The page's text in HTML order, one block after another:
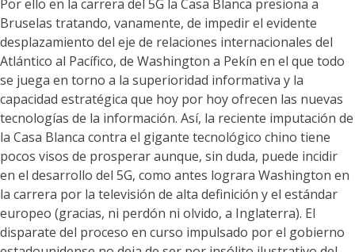
Por ello en la carrera del 5G la Casa Blanca presiona a
Bruselas tratando, vanamente, de impedir el evidente
desplazamiento del eje de relaciones internacionales del
Atlántico al Pacífico, de Washington a Pekín en el que todo
se juega en torno a la superioridad informativa y la
capacidad estratégica que hoy por hoy ofrecen las nuevas
tecnologías de la información. Así, la reciente imputación de
la Casa Blanca contra el gigante tecnológico chino tiene
pocos visos de prosperar aunque, sin duda, puede incidir
en el desarrollo del 5G, como antes lograra Washington en
la carrera por la televisión de alta definición y el estándar
europeo (gracias, ni perdón ni olvido, a Inglaterra). El
disparate del proceso en curso impulsado por el gobierno